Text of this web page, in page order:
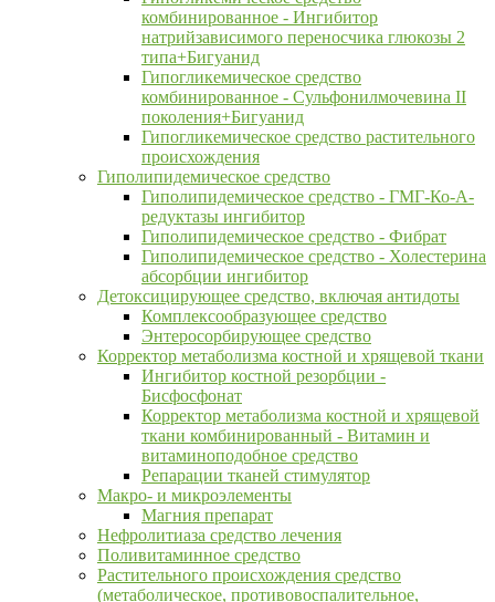
комбинированное - Ингибитор
натрийзависимого переносчика глюкозы 2
типа+Бигуанид
Гипогликемическое средство
комбинированное - Сульфонилмочевина II
поколения+Бигуанид
Гипогликемическое средство растительного
происхождения
Гиполипидемическое средство
Гиполипидемическое средство - ГМГ-Ко-А-
редуктазы ингибитор
Гиполипидемическое средство - Фибрат
Гиполипидемическое средство - Холестерина
абсорбции ингибитор
Детоксицирующее средство, включая антидоты
Комплексообразующее средство
Энтеросорбирующее средство
Корректор метаболизма костной и хрящевой ткани
Ингибитор костной резорбции -
Бисфосфонат
Корректор метаболизма костной и хрящевой
ткани комбинированный - Витамин и
витаминоподобное средство
Репарации тканей стимулятор
Макро- и микроэлементы
Магния препарат
Нефролитиаза средство лечения
Поливитаминное средство
Растительного происхождения средство
(метаболическое, противовоспалительное,